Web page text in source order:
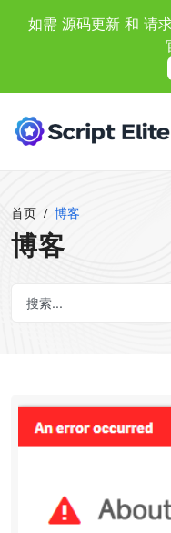
如需 源码更新 和 请
首页 博客
博客